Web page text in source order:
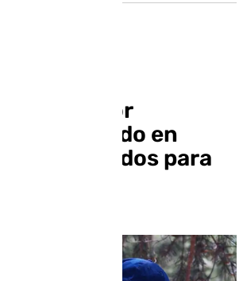
del profesor
hospitalizado en
fondos para